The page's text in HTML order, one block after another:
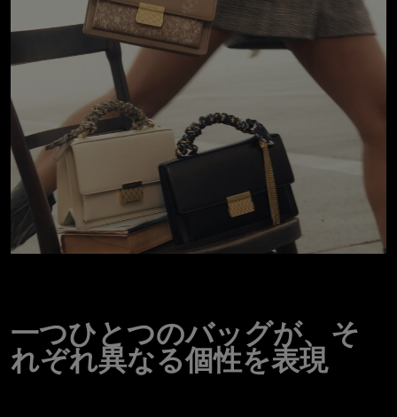
一つひとつのバッグが、そ
れぞれ異なる個性を表現